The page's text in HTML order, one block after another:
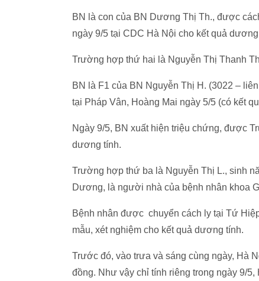
BN là con của BN Dương Thị Th., được
ngày 9/5 tại CDC Hà Nội cho kết quả
Trường hợp thứ hai là Nguyễn Thị Thanh
BN là F1 của BN Nguyễn Thị H. (3022 –
tại Pháp Vân, Hoàng Mai ngày 5/5 (có kết
Ngày 9/5, BN xuất hiện triệu chứng, được
dương tính.
Trường hợp thứ ba là Nguyễn Thị L., sinh
Dương, là người nhà của bệnh nhân khoa
Bệnh nhân được chuyển cách ly tại Tứ
mẫu, xét nghiệm cho kết quả dương tính.
Trước đó, vào trưa và sáng cùng ngày, Hà
đồng. Như vậy chỉ tính riêng trong ngày 9/5,